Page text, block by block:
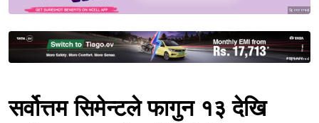
Sponsored
Sponsored
सर्वोत्तम सिमेन्टले फागुन १३ देखि